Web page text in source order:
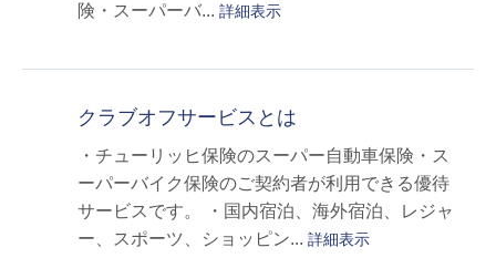
険・スーパーバ... 詳細表示
クラブオフサービスとは
・チューリッヒ保険のスーパー自動車保険・ス
ーパーバイク保険のご契約者が利用できる優待
サービスです。 ・国内宿泊、海外宿泊、レジャ
ー、スポーツ、ショッピン... 詳細表示